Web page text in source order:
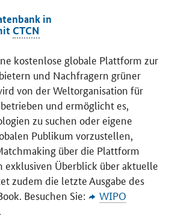
in
CTCN
kostenlose globale Plattform zur
und Nachfragern grüner
von der Weltorganisation für
und ermöglicht es,
zu suchen oder eigene
Publikum vorzustellen,
über die Plattform
exklusiven Überblick über aktuelle
zudem die letzte Ausgabe des
. Besuchen Sie:
WIPO